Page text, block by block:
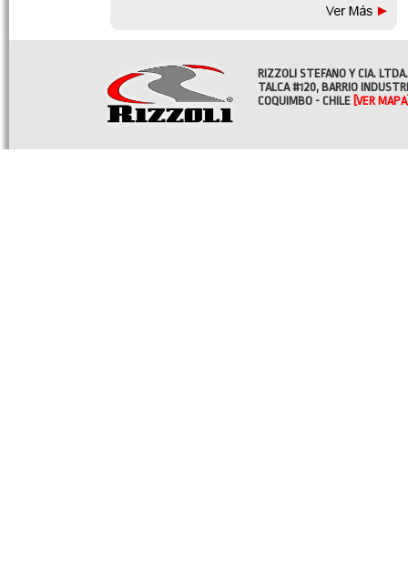
RIZZOLI STEFANO Y CIA. LTDA.
TALCA #120, BARRIO
COQUIMBO - CHILE [VER